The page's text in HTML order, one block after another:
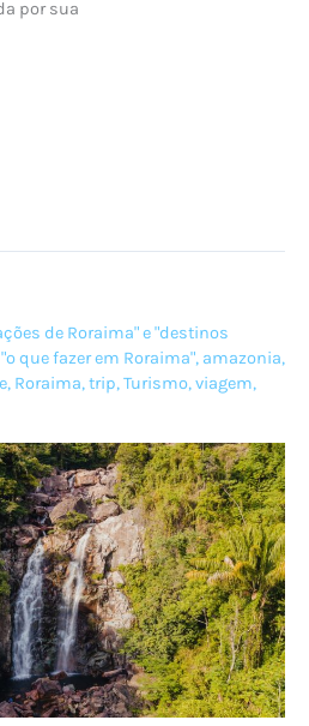
por sua
de Roraima" e "destinos
"o que fazer em Roraima", amazonia,
, Roraima,trip,Turismo,viagem,